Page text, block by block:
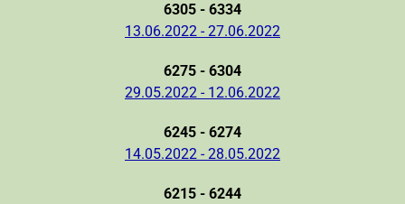
6305 - 6334
13.06.2022 - 27.06.2022
6275 - 6304
29.05.2022 - 12.06.2022
6245 - 6274
14.05.2022 - 28.05.2022
6215 - 6244